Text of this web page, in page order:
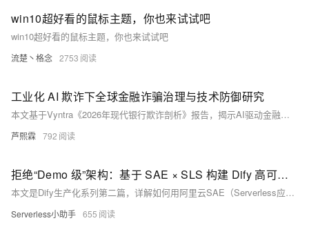
win10超好看的鼠标主题，你也来试试吧
win10超好看的鼠标主题，你也来试试吧
流楚丶格念 2753
工业化 AI 欺诈下全球金融诈骗治理与技术防御研究
本文基于Vyntra《2026年现代银行欺诈剖析》报告，揭示AI驱动金融诈骗工业化升级：全球年损失达4420亿美元，70%成年人遭诈骗尝试，23%实际受损；钓鱼活动耗时从16小时缩至5分钟。提出“事前预警—事中阻断—事后溯源”一体化防御框架，融合行为分析、多模态检测与实时风控，并附可工程化代码示例。（239字）
芦熙霖 792
拒绝“Demo 级”架构：基于 SAE × SLS 构建 Dify 高可用生产底座
本文是Dify生产化系列第二篇，详解如何用阿里云SAE（Serverless应用引擎）与SLS（日志服务）构建弹性、免运维的AI计算底座：SAE实现秒级扩缩容与50倍QPS跃升，SLS支撑存算分离与实时业务洞察，一站式解决运维复杂、流量潮汐、数据库膨胀等核心瓶颈。
Serverless小助手 655